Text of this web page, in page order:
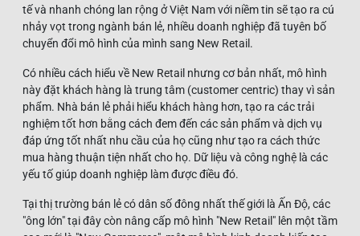
tế và nhanh chóng lan rộng ở Việt Nam với niềm tin sẽ tạo ra cú
nhảy vọt trong ngành bán lẻ, nhiều doanh nghiệp đã tuyên bố
chuyển đổi mô hình của mình sang New Retail.
Có nhiều cách hiểu về New Retail nhưng cơ bản nhất, mô hình
này đặt khách hàng là trung tâm (customer centric) thay vì sản
phẩm. Nhà bán lẻ phải hiểu khách hàng hơn, tạo ra các trải
nghiệm tốt hơn bằng cách đem đến các sản phẩm và dịch vụ
đáp ứng tốt nhất nhu cầu của họ cũng như tạo ra cách thức
mua hàng thuận tiện nhất cho họ. Dữ liệu và công nghệ là các
yếu tố giúp doanh nghiệp làm được điều đó.
Tại thị trường bán lẻ có dân số đông nhất thế giới là Ấn Độ, các
"ông lớn" tại đây còn nâng cấp mô hình "New Retail" lên một tầm